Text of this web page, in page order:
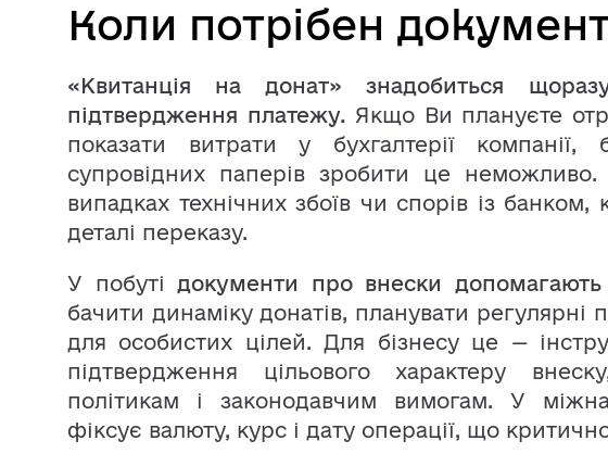
Коли потрібен
«Квитанція на донат» знадобиться
підтвердження платежу. Якщо Ви плануєте
показати витрати у бухгалтерії компанії,
супровідних паперів зробити це
випадках технічних збоїв чи спорів із
деталі переказу.
У побутідокументи про внески допомагають
бачити динаміку донатів, планувати регулярні
для особистих цілей. Для бізнесу це —
підтвердження цільового характеру
політикам і законодавчим вимогам. У
фіксує валюту, курс і дату операції, що